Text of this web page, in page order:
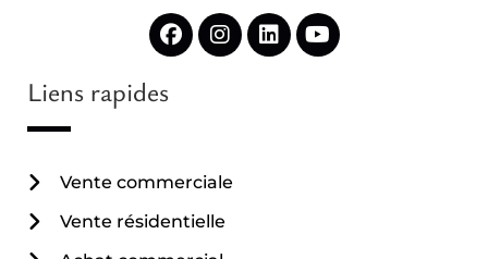
Liens rapides
Vente commerciale
Vente résidentielle